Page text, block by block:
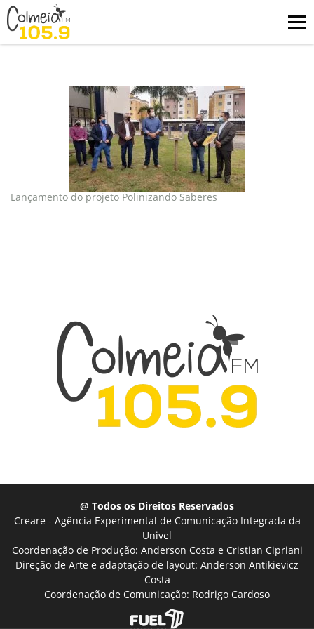
Blog
Lançamento do projeto Polinizando Saberes
@ Todos os Direitos Reservados
Creare - Agência Experimental de Comunicação Integrada da
Univel
Coordenação de Produção: Anderson Costa e Cristian Cipriani
Direção de Arte e adaptação de layout: Anderson Antikievicz
Costa
Coordenação de Comunicação: Rodrigo Cardoso